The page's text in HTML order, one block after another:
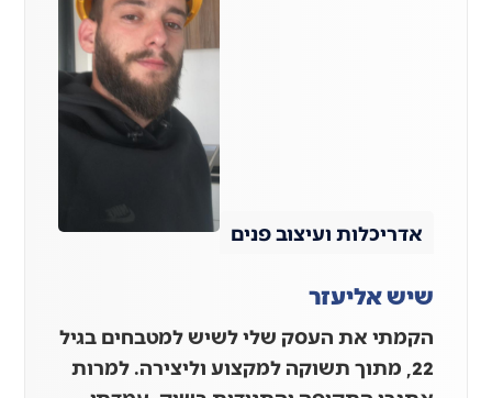
אדריכלות ועיצוב פנים
שיש אליעזר
הקמתי את העסק שלי לשיש למטבחים בגיל
22, מתוך תשוקה למקצוע וליצירה. למרות